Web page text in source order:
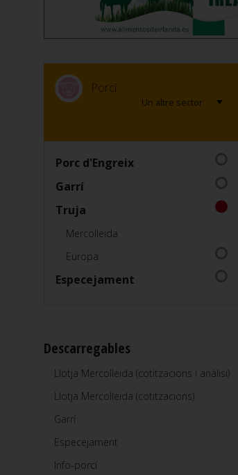
Porcí
Porc d'Engreix
Garrí
Truja
Mercolleida
Europa
Especejament
Descarregables
Llotja Mercolleida (cotitzacions i anàlisi)
Llotja Mercolleida (cotitzacions)
Garrí
Especejament
Info-porcí